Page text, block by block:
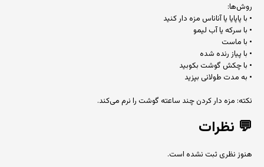
روش‌ها:
• با پاپایا یا آناناس مزه دار کنید
• با سرکه یا آب لیمو
• با ماست
• با پیاز رنده شده
• با چکش گوشت بکوبید
• به مدت طولانی بپزید
نکته: مزه دار کردن چند ساعته گوشت را نرم می‌کند.
💬 نظرات
هنوز نظری ثبت نشده است.